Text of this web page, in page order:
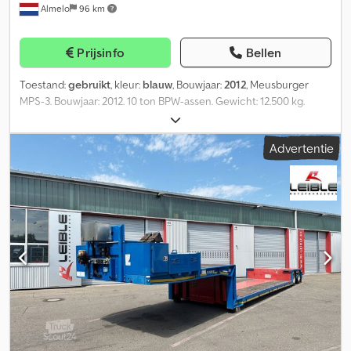
Almelo 96 km
Prijsinfo Bellen
Toestand:gebruikt, kleur: blauw, Bouwjaar:2012, Meusburger
MPS-3. Bouwjaar: 2012. 10 ton BPW-assen. Gewicht: 12.500 kg.
Draagvermogen: 32.500 kg. Maximaal gewicht: 45.000 kg.
Draagvermogen trekhaak: 15.000 kg. 7 meter uitschuifbaar.
Hydraulisch systeem, aangesloten op de truck (NATO-aansluiting).
Centraal smeersysteem. Radiografische afstandsbediening. ABS
EBS ALB. Verstelbaar dak. Stuurbekrachtiging op 3 stuurassen.
Luchtvering. Draaivergrendelingen. Schuifdak. Afmetingen
binnen: L: 13.590 mm. B: 2490 mm. H: Binnen: 2900 mm. H: Vloer:
1120 mm. Banden: 235/75R17,5, 60% profiel. Dedpfx Aley S Svnj Sekr
Mooie aanhangwagen! ID-nummer: 614. De algemene
voorwaarden van Heinhuis zijn van toepassing op alle
advertenties, aanbiedingen en offertes van Heinhuis, alle
overeenkomsten die door Heinhuis worden gesloten en de
onderhandelingen die eraan voorafgaan. Door op enigerlei wijze
te reageren, aanvaardt u de toepasselijkheid van de algemene
voorwaarden van Heinhuis en verklaart u kennis te hebben
Advertentie